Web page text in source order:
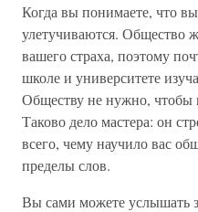
Когда вы понимаете, что
улетучиваются. Общество
вашего страха, поэтому
школе и университете
Обществу не нужно, чтобы
Таково дело мастера: он
всего, чему научило вас
пределы слов.
Вы сами можете услышать